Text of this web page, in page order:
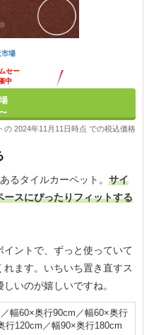
市場
セー
中
2024年11月11日時点 での税込価格
るタイルカーペット。 サイ
スにぴったりフィットする
ントで、ずっと使っていて
ます。いちいち置き直すス
いのが嬉しいですね。
幅60×奥行90cm／幅60×奥行
行120cm／幅90×奥行180cm